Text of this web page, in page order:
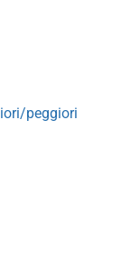
peggiori